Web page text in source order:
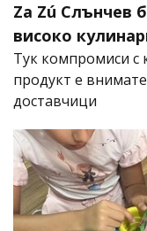
Za Zú Слънчев
високо
Тук компромиси с
продукт е
доставчици